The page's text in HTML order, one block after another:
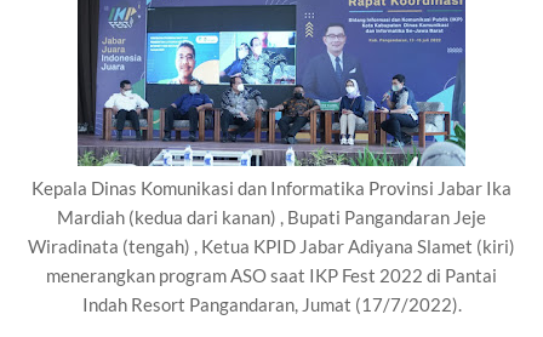
Kepala Dinas Komunikasi dan Informatika Provinsi Jabar Ika
Mardiah (kedua dari kanan) , Bupati Pangandaran Jeje
Wiradinata (tengah) , Ketua KPID Jabar Adiyana Slamet (kiri)
menerangkan program ASO saat IKP Fest 2022 di Pantai
Indah Resort Pangandaran, Jumat (17/7/2022).